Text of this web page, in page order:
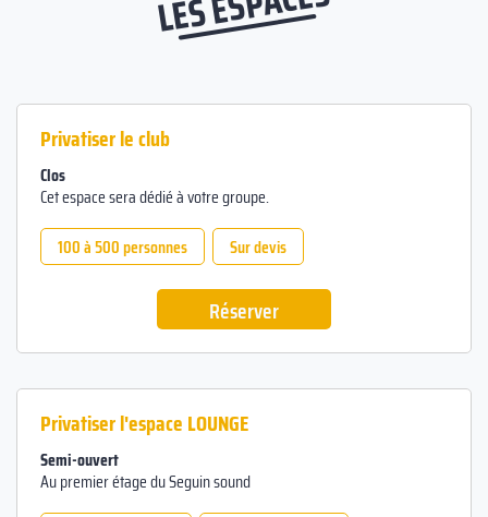
Privatiser le club
Clos
Cet espace sera dédié à votre groupe.
100 à 500 personnes
Sur devis
Réserver
Privatiser l'espace LOUNGE
Semi-ouvert
Au premier étage du Seguin sound